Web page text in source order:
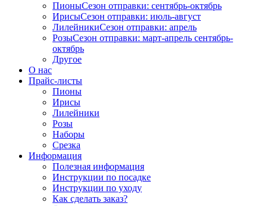
ПионыСезон отправки: сентябрь-октябрь
ИрисыСезон отправки: июль-август
ЛилейникиСезон отправки: апрель
РозыСезон отправки: март-апрель сентябрь-
октябрь
Другое
О нас
Прайс-листы
Пионы
Ирисы
Лилейники
Розы
Наборы
Срезка
Информация
Полезная информация
Инструкции по посадке
Инструкции по уходу
Как сделать заказ?